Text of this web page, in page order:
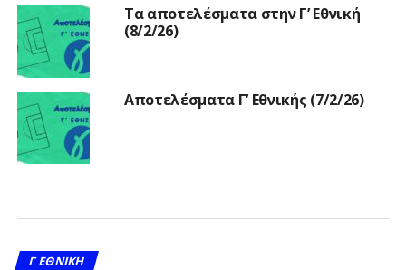
Τα αποτελέσματα στην Γ’ Εθνική
(8/2/26)
Αποτελέσματα Γ’ Εθνικής (7/2/26)
Γ ΕΘΝΙΚΉ